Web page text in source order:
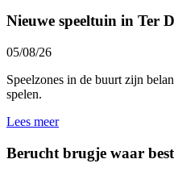
Nieuwe speeltuin in Ter
05/08/26
Speelzones in de buurt zijn
spelen.
Lees meer
Berucht brugje waar